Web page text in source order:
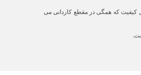
کنترل کیفیت که همگی در مقطع کاردانی می